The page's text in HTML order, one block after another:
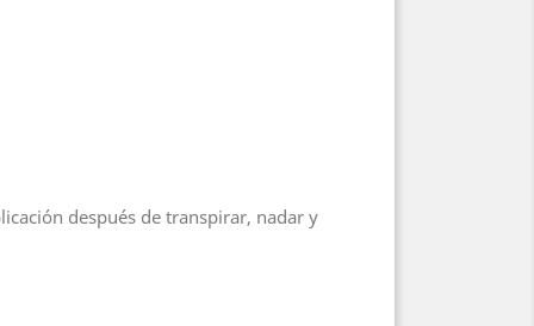
después de transpirar, nadar y